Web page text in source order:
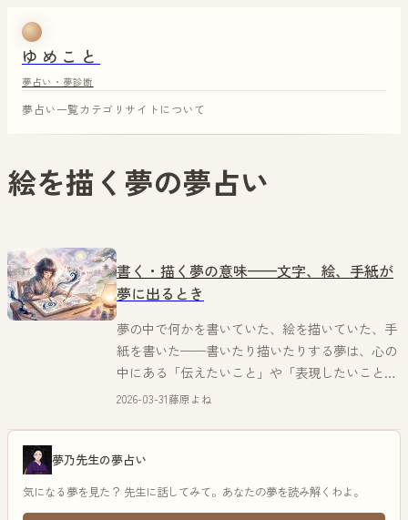
ゆめこと
夢占い・夢診断
夢占い一覧カテゴリ サイトについて
絵を描く夢の夢占い
書く・描く夢の意味——文字、絵、手紙が
夢に出るとき
夢の中で何かを書いていた、絵を描いていた、手
紙を書いた——書いたり描いたりする夢は、心の
中にある「伝えたいこと」や「表現したいこと」
が浮かび上がった夢。藤原よねが丁寧に語りま
2026-03-31藤原よね
夢乃先生の夢占い
気になる夢を見た？ 先生に話してみて。あなたの夢を読み解くわよ。